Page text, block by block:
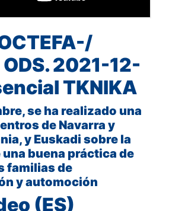
2021-12-
TKNIKA
se ha realizado una
de Navarra y
y Euskadi sobre la
buena práctica de
familias de
y automoción
(ES)